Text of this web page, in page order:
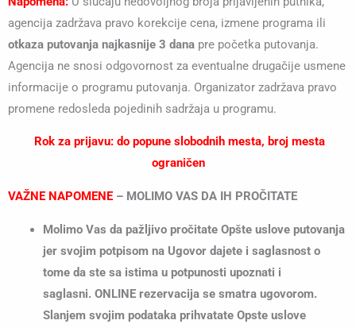
agencija zadržava pravo korekcije cena, izmene programa ili
otkaza putovanja najkasnije 3 dana pre početka putovanja.
Agencija ne snosi odgovornost za eventualne drugačije usmene
informacije o programu putovanja. Organizator zadržava pravo
promene redosleda pojedinih sadržaja u programu.
Rok za prijavu: do popune slobodnih mesta, broj mesta
ograničen
VAŽNE NAPOMENE– MOLIMO VAS DA IH PROČITATE
Molimo Vas da pažljivo pročitate Opšte uslove putovanja
jer svojim potpisom na Ugovor dajete i saglasnost o
tome da ste sa istima u potpunosti upoznati i
saglasni. ONLINE rezervacija se smatra ugovorom.
Slanjem svojim podataka prihvatate Opste uslove